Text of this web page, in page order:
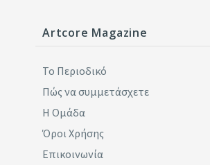
Artcore Magazine
Το Περιοδικό
Πώς να συμμετάσχετε
Η Ομάδα
Όροι Χρήσης
Επικοινωνία